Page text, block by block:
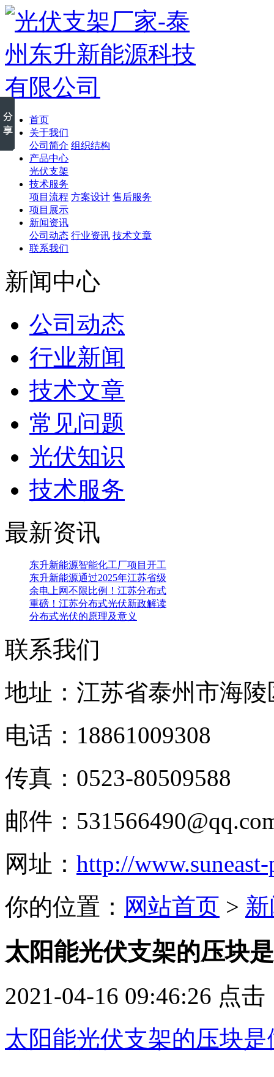
首页
关于我们
公司简介 组织结构
产品中心
光伏支架
技术服务
项目流程 方案设计 售后服务
项目展示
新闻资讯
公司动态 行业资讯 技术文章
联系我们
新闻中心
公司动态
行业新闻
技术文章
常见问题
光伏知识
技术服务
最新资讯
东升新能源智能化工厂项目开工
东升新能源通过2025年江苏省级
余电上网不限比例！江苏分布式
重磅！江苏分布式光伏新政解读
分布式光伏的原理及意义
联系我们
地址：江苏省泰州市海
电话：18861009308
传真：0523-80509588
邮件：
网址： http://
你的位置： 网站首页 >
太阳能光伏支架的压块
2021-04-16 09:46:26 点击
太阳能光伏支架的压块